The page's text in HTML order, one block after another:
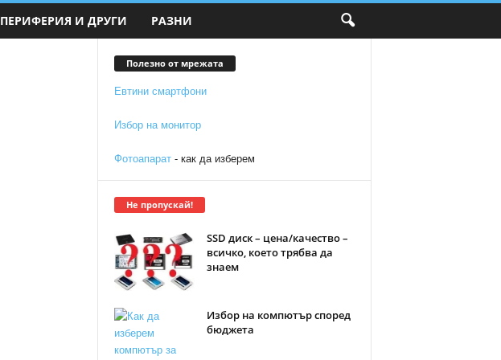
ПЕРИФЕРИЯ И ДРУГИ РАЗНИ
Полезно от мрежата
Евтини смартфони
Избор на монитор
Фотоапарат- как да изберем
Не пропускай!
SSD диск – цена/качество –
всичко, което трябва да
знаем
Избор на компютър според
бюджета